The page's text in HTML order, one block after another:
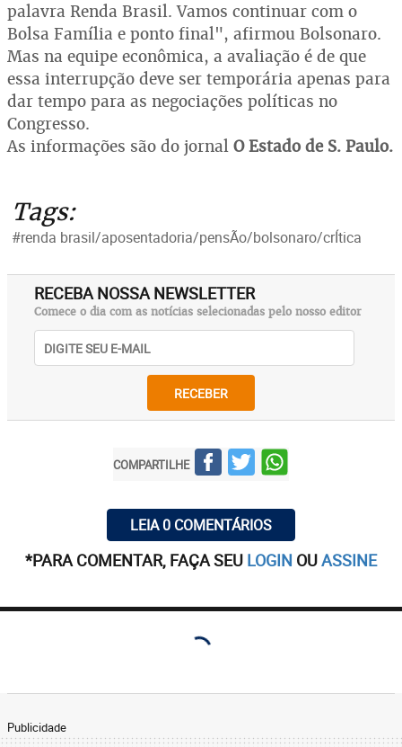
palavra Renda Brasil. Vamos continuar com o
Bolsa Família e ponto final", afirmou Bolsonaro.
Mas na equipe econômica, a avaliação é de que
essa interrupção deve ser temporária apenas para
dar tempo para as negociações políticas no
Congresso.
As informações são do jornal O Estado de S. Paulo.
Tags:
#renda brasil/aposentadoria/pensÃo/bolsonaro/crÍtica
RECEBA NOSSA NEWSLETTER
Comece o dia com as notícias selecionadas pelo nosso editor
RECEBER
COMPARTILHE
LEIA 0 COMENTÁRIOS
*PARA COMENTAR, FAÇA SEU LOGIN OUASSINE
Publicidade